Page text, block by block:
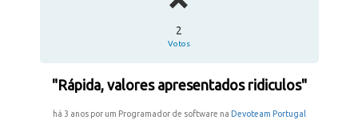
2
Votos
"Rápida, valores apresentados ridiculos"
há 3 anos por um Programador de software na Devoteam Portugal